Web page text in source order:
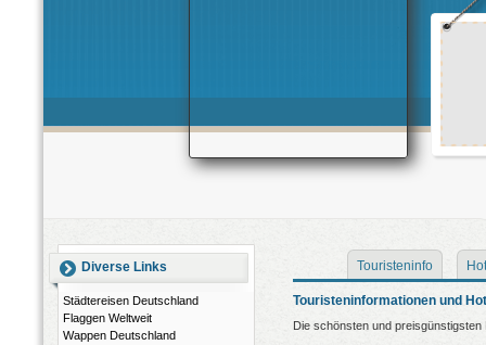
Diverse Links
Städtereisen Deutschland
Flaggen Weltweit
Wappen Deutschland
Touristeninfo
Touristeninformationen und
Die schönsten und preisgünstigsten